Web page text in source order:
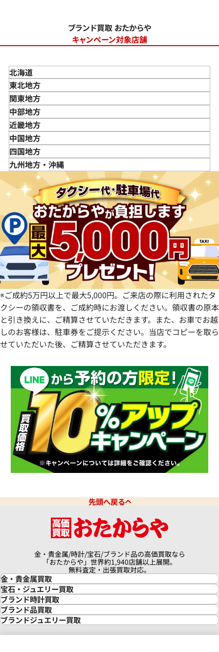
ブランド買取 おたからや
キャンペーン対象店舗
北海道
東北地方
青森県
岩手県
宮城県
秋田県
山形県
福島県
関東地方
東京都
神奈川県
埼玉県
千葉県
茨城県
栃木県
群馬県
中部地方
新潟県
富山県
石川県
山梨県
長野県
岐阜県
静岡県
愛知県
近畿地方
三重県
滋賀県
京都府
兵庫県
奈良県
和歌山県
中国地方
鳥取県
島根県
広島県
山口県
四国地方
徳島県
愛媛県
九州地方・沖縄
佐賀県
長崎県
熊本県
大分県
宮崎県
鹿児島県
※ご成約5万円以上で最大5,000円。ご来店の際に利用されたタ
クシーの領収書を、ご成約時にお渡しください。領収書の原本
と引き換えに、ご精算させていただきます。また、お車でお越
しのお客様は、駐車券をご提示ください。当店でコピーを取ら
せていただいた後、ご精算させていただきます。
先頭へ戻る
金・貴金属/時計/宝石/ブランド品の高価買取なら
「おたからや」世界約1,940店舗以上展開。
無料査定・出張買取対応。
金・貴金属買取
金買取
金の相場価格情報
金の参考買取価格一覧
インゴット買取
インゴットの相場価格情報
24金買取
宝石・ジュエリー買取
宝石・ジュエリー買取
ダイヤモンド買取
ダイヤモンド・宝石の参考価格一覧
リング・結婚指輪買取
エメラルド買取
ブランド時計買取
時計買取
ロレックス買取
ロレックス デイトナ買取
ロレックス サブマリーナー買取
ブランド品買取
ブランド買取
ブランドジュエリー買取